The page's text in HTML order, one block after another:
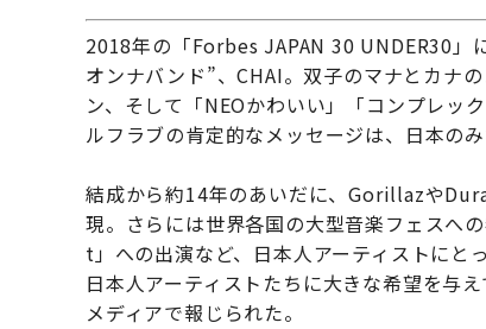
2018年の「Forbes JAPAN 30 UNDER30」
オンナバンド”、CHAI。双子のマナとカナ
ン、そして「NEOかわいい」「コンプレッ
ルフラブの肯定的なメッセージは、日本の
結成から約14年のあいだに、Gorillazや
現。さらには世界各国の大型音楽フェスへ
t」への出演など、日本人アーティストにと
日本人アーティストたちに大きな希望を与
メディアで報じられた。